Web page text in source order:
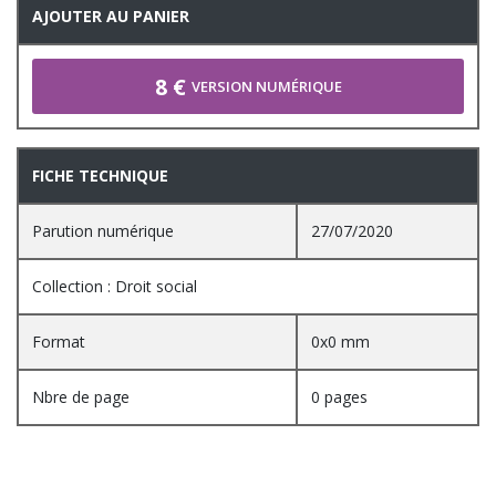
AJOUTER AU PANIER
8 € VERSION NUMÉRIQUE
FICHE TECHNIQUE
Parution numérique 27/07/2020
Collection : Droit social
Format 0x0 mm
Nbre de page 0 pages